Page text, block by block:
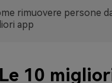
rimuovere persone
app
10